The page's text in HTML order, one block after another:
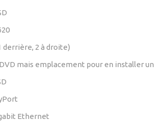
derrière, 2 à droite)
mais emplacement pour en installer un
Ethernet